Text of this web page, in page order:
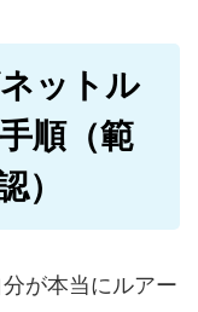
ットル
順（範
）
が本当にルアー